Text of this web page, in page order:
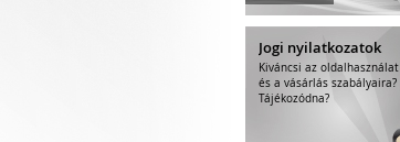
Jogi nyilatkozatok
Kiváncsi az oldalhasználat
és a vásárlás szabályaira?
Tájékozódna?